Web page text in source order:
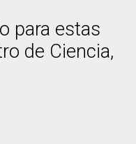
para estas
de Ciencia,